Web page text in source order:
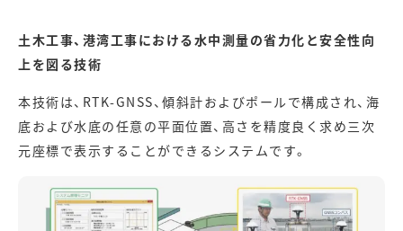
土木工事、港湾工事における水中測量の省力化と安全性向
上を図る技術
本技術は、RTK-GNSS、傾斜計およびポールで構成され、海
底および水底の任意の平面位置、高さを精度良く求め三次
元座標で表示することができるシステムです。